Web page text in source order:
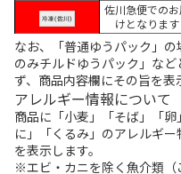
佐川急便でのお
けとなります
なお、「普通ゆうパック」
のみチルドゆうパック」な
ず、商品内容欄にその旨を表
アレルギー情報について
商品に「小麦」「そば」「
に」「くるみ」のアレルギ
を表示します。
※エビ・カニを除く魚介類